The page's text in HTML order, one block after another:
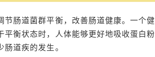
肠道菌群平衡，改善肠道健康。一个
衡状态时，人体能够更好地吸收蛋白
道疾的发生。